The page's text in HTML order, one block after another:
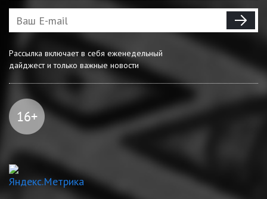
Рассылка включает в себя еженедельный
дайджест и только важные новости